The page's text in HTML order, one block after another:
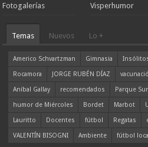
Fotogalerías Visperhumor
Temas Nuevos Lo +
Americo Schvartzman Gimnasia
Rocamora
JORGE RUBÉN DÍAZ
Aníbal Gallay
recomendados Parque Sur
humor de Miércoles
Bordet Marbot
Lauritto
Docentes fútbol Regatas
VALENTÍN BISOGNI
Ambiente fútbol